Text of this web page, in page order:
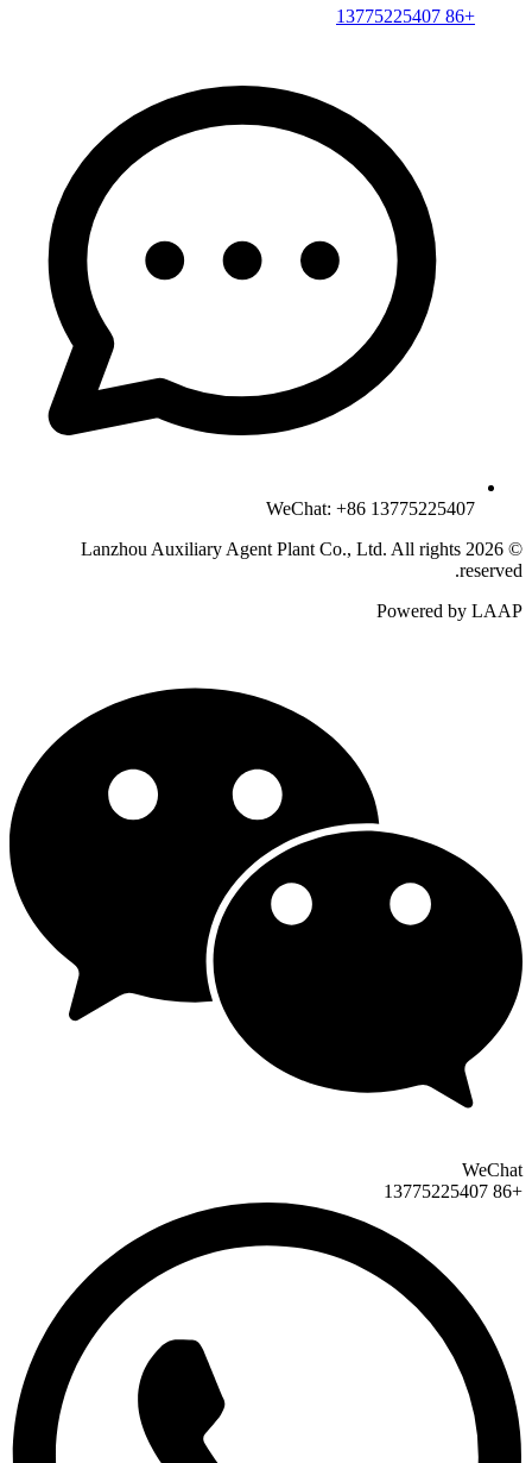
+86 13775225407
WeChat: +86 13775225407
© 2026 Lanzhou Auxiliary Agent Plant Co., Ltd. All rights
reserved.
Powered by LAAP
WeChat
+86 13775225407